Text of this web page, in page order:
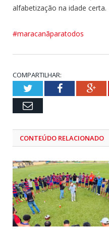
alfabetização na idade certa.
#maracanãparatodos
COMPARTILHAR:
TwitterFacebook
Email
CONTEÚDO RELACIONADO